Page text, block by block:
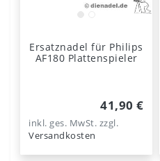
Ersatznadel für Philips
AF180 Plattenspieler
41,90 €
inkl. ges. MwSt. zzgl.
Versandkosten